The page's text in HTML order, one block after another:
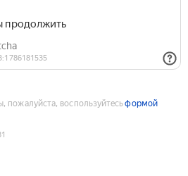
пожалуйста, воспользуйтесьформой